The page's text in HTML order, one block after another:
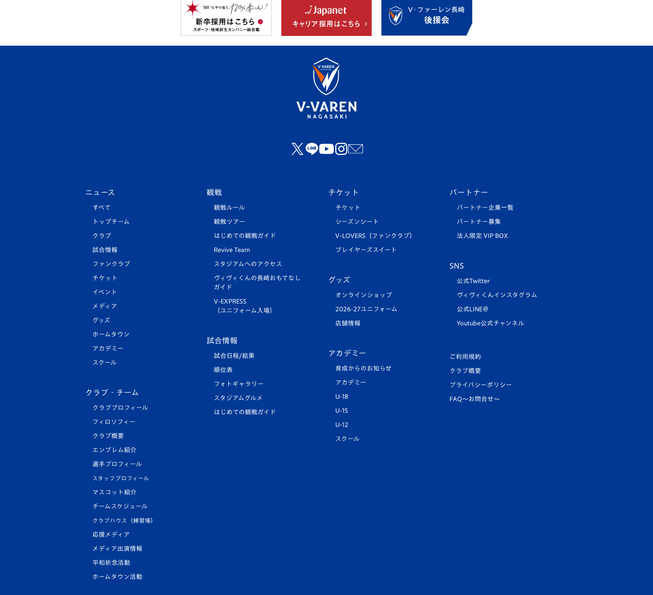
ニュース
すべて
トップチーム
クラブ
試合情報
ファンクラブ
チケット
イベント
メディア
グッズ
ホームタウン
アカデミー
スクール
クラブ・チーム
クラブプロフィール
フィロソフィー
クラブ概要
エンブレム紹介
選手プロフィール
スタッフプロフィール
マスコット紹介
チームスケジュール
クラブハウス（練習場）
応援メディア
メディア出演情報
平和祈念活動
ホームタウン活動
観戦
観戦ルール
観戦ツアー
はじめての観戦ガイド
Revive Team
スタジアムへのアクセス
ヴィヴィくんの長崎おもてなし
ガイド
V-EXPRESS
（ユニフォーム入場）
試合情報
試合日程/結果
順位表
フォトギャラリー
スタジアムグルメ
はじめての観戦ガイド
チケット
チケット
シーズンシート
V-LOVERS（ファンクラブ）
プレイヤーズスイート
グッズ
オンラインショップ
2026-27ユニフォーム
店舗情報
アカデミー
育成からのお知らせ
アカデミー
U-18
U-15
U-12
スクール
パートナー
パートナー企業一覧
パートナー募集
法人限定 VIP BOX
SNS
公式Twitter
ヴィヴィくんインスタグラム
公式LINE＠
Youtube公式チャンネル
ご利用規約
クラブ概要
プライバシーポリシー
FAQ〜お問合せ〜